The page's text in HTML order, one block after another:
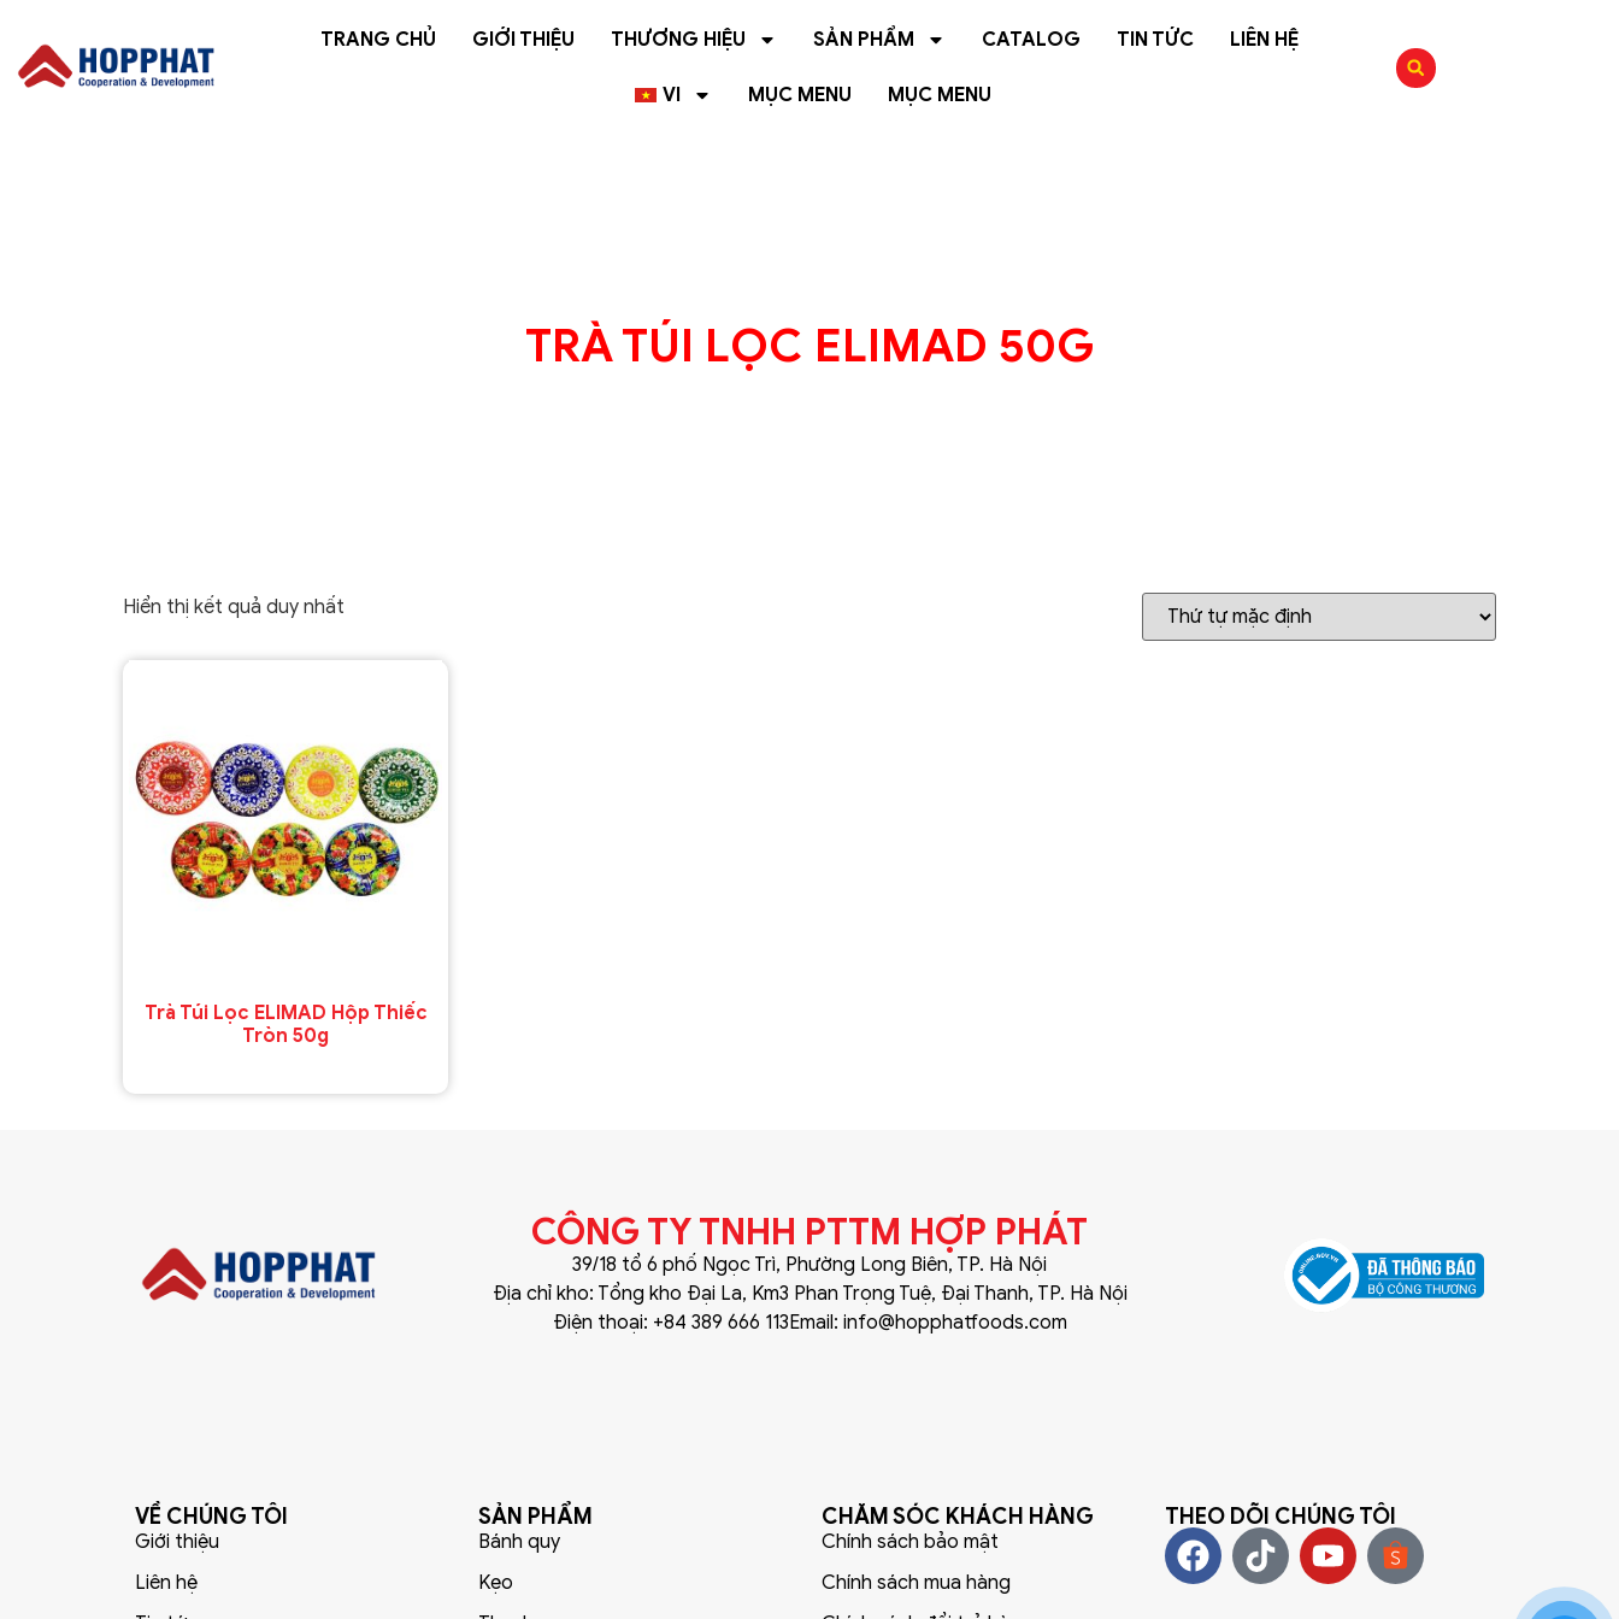
TRANG CHỦ GIỚI THIỆU THƯƠNG HIỆU SẢN PHẨM CATALOG TIN TỨC LIÊN HỆ
VI MỤC MENU MỤC MENU
TRÀ TÚI LỌC ELIMAD 50G
Hiển thị kết quả duy nhất
Trà Túi Lọc ELIMAD Hộp Thiếc
Tròn 50g
CÔNG TY TNHH PTTM HỢP PHÁT
39/18 tổ 6 phố Ngọc Trì, Phường Long Biên, TP. Hà Nội
Địa chỉ kho: Tổng kho Đại La, Km3 Phan Trọng Tuệ, Đại Thanh, TP. Hà Nội
Điện thoại: +84 389 666 113Email: info@hopphatfoods.com
VỀ CHÚNG TÔI
Giới thiệu
Liên hệ
SẢN PHẨM
Bánh quy
Kẹo
CHĂM SÓC KHÁCH HÀNG
Chính sách bảo mật
Chính sách mua hàng
THEO DÕI CHÚNG TÔI